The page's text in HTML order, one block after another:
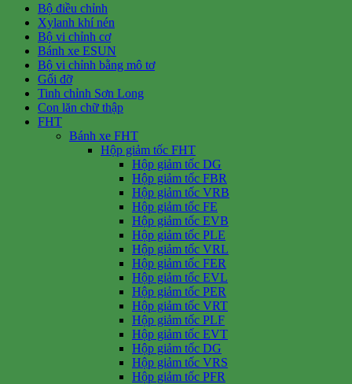
Bộ điều chỉnh
Xylanh khí nén
Bộ vi chỉnh cơ
Bánh xe ESUN
Bộ vi chỉnh bằng mô tơ
Gối đỡ
Tinh chỉnh Sơn Long
Con lăn chữ thập
FHT
Bánh xe FHT
Hộp giảm tốc FHT
Hộp giảm tốc DG
Hộp giảm tốc FBR
Hộp giảm tốc VRB
Hộp giảm tốc FE
Hộp giảm tốc EVB
Hộp giảm tốc PLE
Hộp giảm tốc VRL
Hộp giảm tốc FER
Hộp giảm tốc EVL
Hộp giảm tốc PER
Hộp giảm tốc VRT
Hộp giảm tốc PLF
Hộp giảm tốc EVT
Hộp giảm tốc DG
Hộp giảm tốc VRS
Hộp giảm tốc PFR